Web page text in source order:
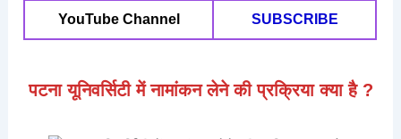
YouTube Channel SUBSCRIBE
पटना यूनिवर्सिटी में नामांकन लेने की प्रक्रिया क्या है ?